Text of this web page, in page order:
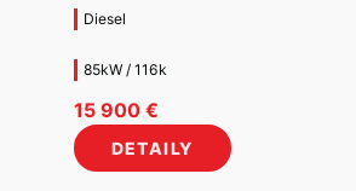
Diesel
85kW / 116k
15 900 €
DETAILY